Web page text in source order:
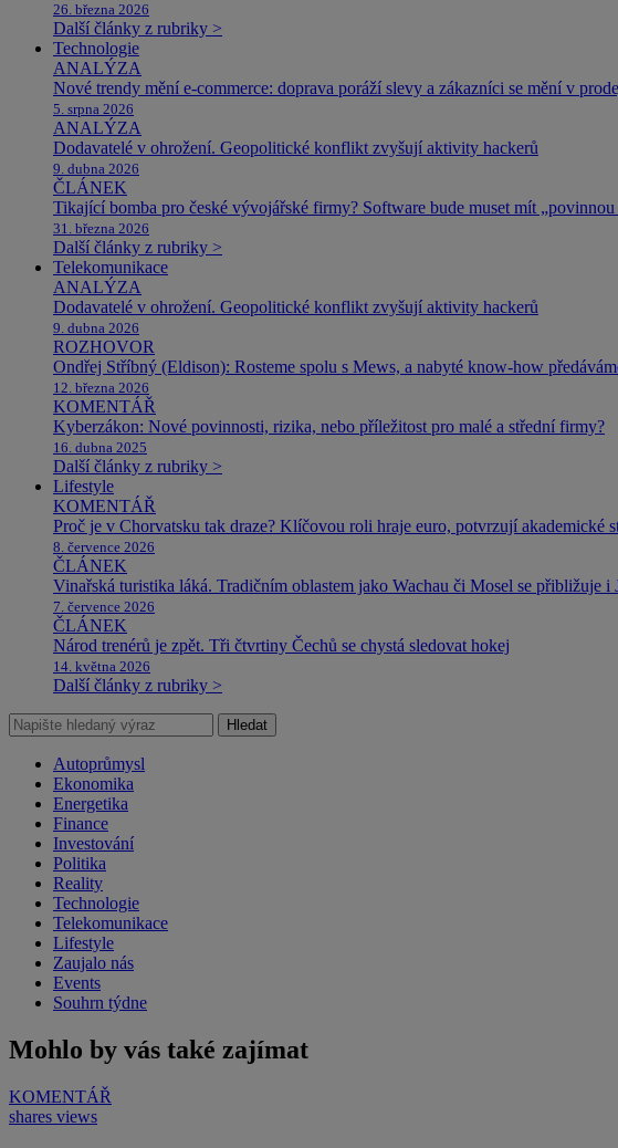
26. března 2026
Další články z rubriky >
Technologie
ANALÝZA
Nové trendy mění e-commerce: doprava poráží slevy a zákazníci se mění v
5. srpna 2026
ANALÝZA
Dodavatelé v ohrožení. Geopolitické konflikt zvyšují aktivity hackerů
9. dubna 2026
ČLÁNEK
Tikající bomba pro české vývojářské firmy? Software bude muset mít
31. března 2026
Další články z rubriky >
Telekomunikace
ANALÝZA
Dodavatelé v ohrožení. Geopolitické konflikt zvyšují aktivity hackerů
9. dubna 2026
ROZHOVOR
Ondřej Stříbný (Eldison): Rosteme spolu s Mews, a nabyté know-how
12. března 2026
KOMENTÁŘ
Kyberzákon: Nové povinnosti, rizika, nebo příležitost pro malé a střední firmy?
16. dubna 2025
Další články z rubriky >
Lifestyle
KOMENTÁŘ
Proč je v Chorvatsku tak draze? Klíčovou roli hraje euro, potvrzují akademické
8. července 2026
ČLÁNEK
Vinařská turistika láká. Tradičním oblastem jako Wachau či Mosel se přibližuje i
7. července 2026
ČLÁNEK
Národ trenérů je zpět. Tři čtvrtiny Čechů se chystá sledovat hokej
14. května 2026
Další články z rubriky >
Hledat
Autoprůmysl
Ekonomika
Energetika
Finance
Investování
Politika
Reality
Technologie
Telekomunikace
Lifestyle
Zaujalo nás
Events
Souhrn týdne
Mohlo by vás také zajímat
KOMENTÁŘ
shares views